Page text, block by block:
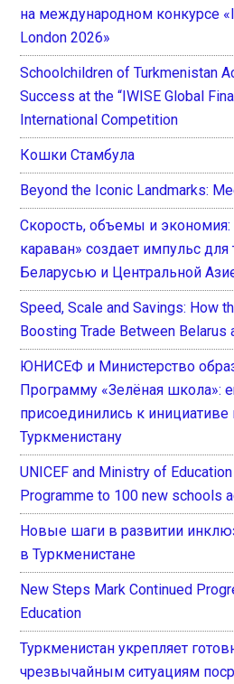
на международном конкурсе
London 2026»
Schoolchildren of Turkmenistan
Success at the “IWISE Global
International Competition
Кошки Стамбула
Beyond the Iconic Landmarks:
Скорость, объемы и экономия:
караван» создает импульс
Беларусью и Центральной
Speed, Scale and Savings: How
Boosting Trade Between Belarus
ЮНИСЕФ и Министерство
Программу «Зелёная школа»:
присоединились к
Туркменистану
UNICEF and Ministry of
Programme to 100 new schools
Новые шаги в развитии
в Туркменистане
New Steps Mark Continued
Education
Туркменистан укрепляет
чрезвычайным ситуациям